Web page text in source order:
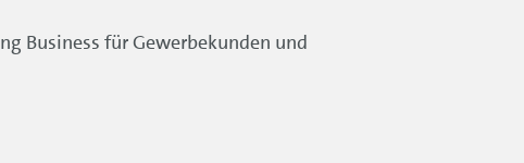
Business für Gewerbekunden und